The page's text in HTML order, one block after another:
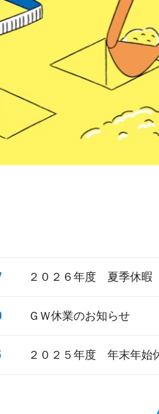
２０２６年度 夏季休暇
ＧＷ休業のお知らせ
２０２５年度 年末年始